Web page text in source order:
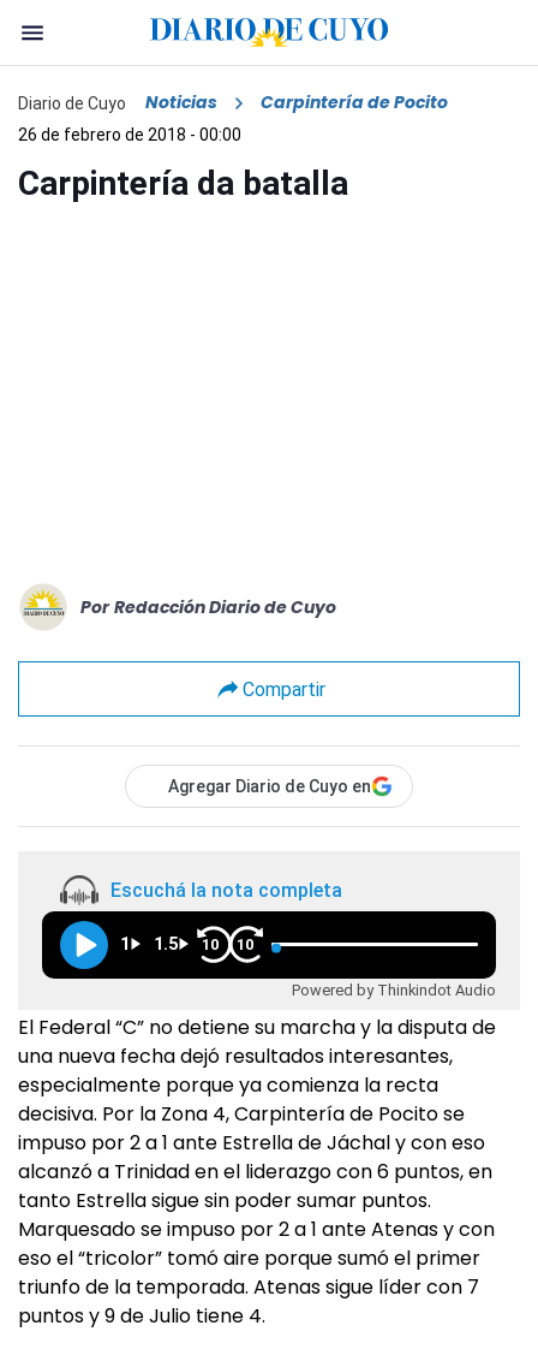
Diario de Cuyo Noticias Carpintería de Pocito
26 de febrero de 2018 - 00:00
Carpintería da batalla
Por Redacción Diario de Cuyo
Compartir
Agregar Diario de Cuyo en
Escuchá la nota completa
1 1.5 10 10
Powered by Thinkindot Audio
El Federal “C” no detiene su marcha y la disputa de
una nueva fecha dejó resultados interesantes,
especialmente porque ya comienza la recta
decisiva. Por la Zona 4, Carpintería de Pocito se
impuso por 2 a 1 ante Estrella de Jáchal y con eso
alcanzó a Trinidad en el liderazgo con 6 puntos, en
tanto Estrella sigue sin poder sumar puntos.
Marquesado se impuso por 2 a 1 ante Atenas y con
eso el “tricolor” tomó aire porque sumó el primer
triunfo de la temporada. Atenas sigue líder con 7
puntos y 9 de Julio tiene 4.